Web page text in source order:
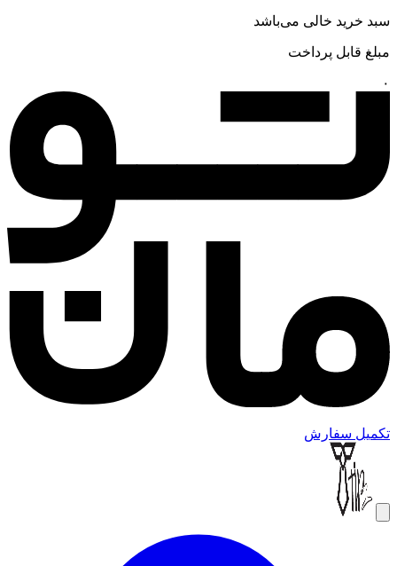
سبد خرید خالی می‌باشد
مبلغ قابل پرداخت
۰
تکمیل سفارش